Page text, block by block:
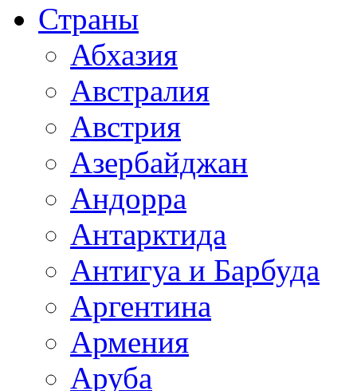
Страны
Абхазия
Австралия
Австрия
Азербайджан
Андорра
Антарктида
Антигуа и Барбуда
Аргентина
Армения
Аруба